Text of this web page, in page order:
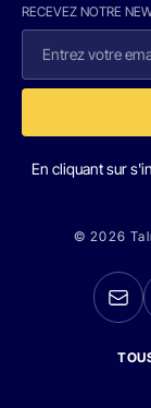
RECEVEZ NOTRE
En cliquant sur
© 2026